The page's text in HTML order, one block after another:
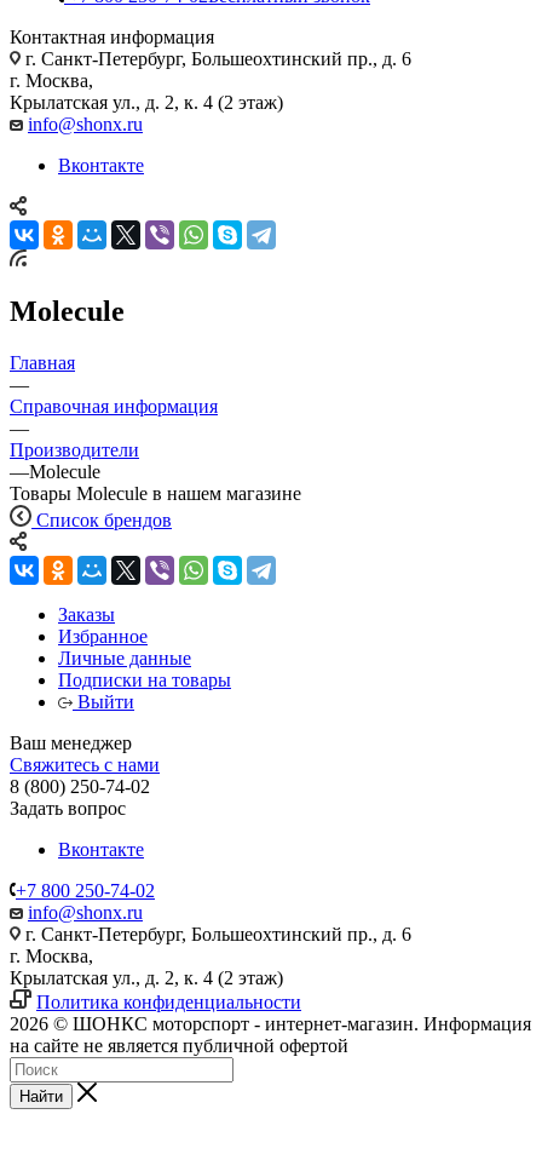
Контактная информация
г. Санкт-Петербург, Большеохтинский пр., д. 6
г. Москва,
Крылатская ул., д. 2, к. 4 (2 этаж)
info@shonx.ru
Вконтакте
Molecule
Главная
—
Справочная информация
—
Производители
—Molecule
Товары Molecule в нашем магазине
Список брендов
Заказы
Избранное
Личные данные
Подписки на товары
Выйти
Ваш менеджер
Свяжитесь с нами
8 (800) 250-74-02
Задать вопрос
Вконтакте
+7 800 250-74-02
info@shonx.ru
г. Санкт-Петербург, Большеохтинский пр., д. 6
г. Москва,
Крылатская ул., д. 2, к. 4 (2 этаж)
Политика конфиденциальности
2026 © ШОНКС моторспорт - интернет-магазин. Информация
на сайте не является публичной офертой
Найти